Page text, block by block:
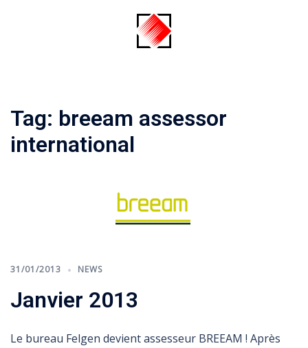
Tag: breeam assessor
international
31/01/2013 NEWS
Janvier 2013
Le bureau Felgen devient assesseur BREEAM ! Après